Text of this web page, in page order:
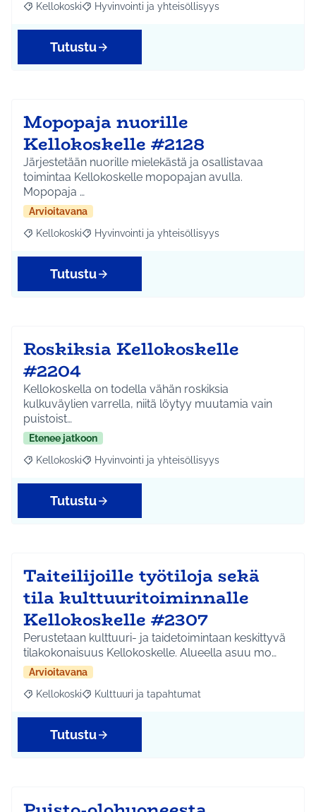
Rajaa tulokset aihepiirin mukaan: Kellokoski
Kellokoski Rajaa tulokset teeman mukaan: Hyvinvointi ja
Hyvinvointi ja yhteisöllisyys
Tutustu
Mopopaja nuorille
Kellokoskelle #2128
Järjestetään nuorille mielekästä ja osallistavaa
toimintaa Kellokoskelle mopopajan avulla.
Mopopaja …
Arvioitavana
Rajaa tulokset aihepiirin mukaan: Kellokoski
Kellokoski Rajaa tulokset teeman mukaan: Hyvinvointi ja
Hyvinvointi ja yhteisöllisyys
Tutustu
Roskiksia Kellokoskelle
#2204
Kellokoskella on todella vähän roskiksia
kulkuväylien varrella, niitä löytyy muutamia vain
puistoist…
Etenee jatkoon
Rajaa tulokset aihepiirin mukaan: Kellokoski
Kellokoski Rajaa tulokset teeman mukaan: Hyvinvointi ja
Hyvinvointi ja yhteisöllisyys
Tutustu
Taiteilijoille työtiloja sekä
tila kulttuuritoiminnalle
Kellokoskelle #2307
Perustetaan kulttuuri- ja taidetoimintaan keskittyvä
tilakokonaisuus Kellokoskelle. Alueella asuu mo…
Arvioitavana
Rajaa tulokset aihepiirin mukaan: Kellokoski
Kellokoski Rajaa tulokset teeman mukaan: Kulttuuri ja
Kulttuuri ja tapahtumat
Tutustu